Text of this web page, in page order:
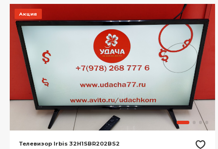
Акция
Телевизор Irbis 32H1SBR202BS2